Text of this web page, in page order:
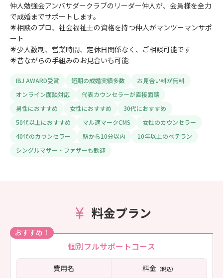
仲人勉強会アンバサダークラブのリーダー仲人が、会員様を全力
で成婚までサポートします。
🌟相談のプロ、社会福祉士の資格を持つ仲人がマンツーマンサポ
ート
🌟少人数制、営業時間、定休日関係なく、ご相談可能です
🌟昔ながらの手組みのお見合いも可能
IBJ AWARD受賞 短期の成婚実績多数
お見合い料が無料
オンライン面談対応
代表カウンセラーが直接面談
男性におすすめ
女性におすすめ
30代におすすめ
50代以上におすすめ
マル適マークCMS
女性のカウンセラー
40代のカウンセラー
駅から10分以内
10年以上のベテラン
シングルマザー・ファザーも歓迎
料金プラン
おすすめ！
個別フルサポートコース
費用名 料金（税込）